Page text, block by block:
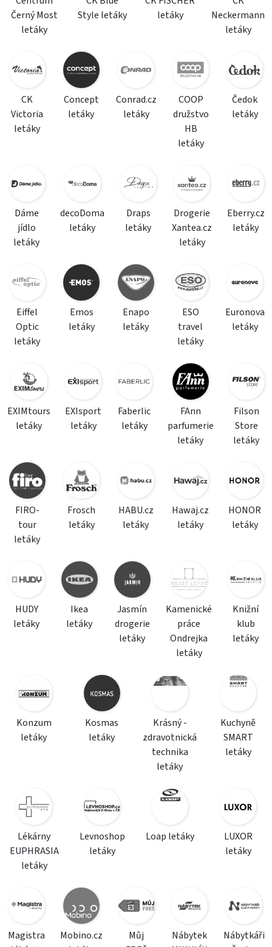
Černý Most
letáky
Style letáky
letáky
Neckermann
letáky
CK
Victoria
letáky
Concept
letáky
Conrad.cz
letáky
COOP
družstvo
HB
letáky
Čedok
letáky
Dáme
jídlo
letáky
decoDoma
letáky
Draps
letáky
Drogerie
Xantea.cz
letáky
Eberry.cz
letáky
Eiffel
Optic
letáky
Emos
letáky
Enapo
letáky
ESO
travel
letáky
Euronova
letáky
EXIMtours
letáky
EXIsport
letáky
Faberlic
letáky
FAnn
parfumerie
letáky
Filson
Store
letáky
FIRO-
tour
letáky
Frosch
letáky
HABU.cz
letáky
Hawaj.cz
letáky
HONOR
letáky
HUDY
letáky
Ikea
letáky
Jasmín
drogerie
letáky
Kamenické
práce
Ondrejka
letáky
Knižní
klub
letáky
Konzum
letáky
Kosmas
letáky
Krásný -
zdravotnická
technika
letáky
Kuchyně
SMART
letáky
Lékárny
EUPHRASIA
letáky
Levnoshop
letáky
Loap letáky
LUXOR
letáky
Magistra
Mobino.cz
Můj
Nábytek
Nábytkáři